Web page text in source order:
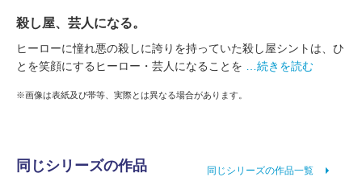
殺し屋、芸人になる。
ヒーローに憧れ悪の殺しに誇りを持っていた殺し屋シントは、ひ
とを笑顔にするヒーロー・芸人になることを
…続きを読む
※画像は表紙及び帯等、実際とは異なる場合があります。
同じシリーズの作品 同じシリーズの作品一覧